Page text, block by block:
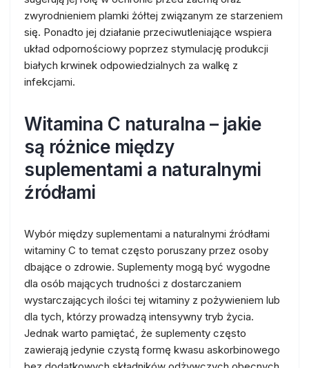
zwyrodnieniem plamki żółtej związanym ze starzeniem
się. Ponadto jej działanie przeciwutleniające wspiera
układ odpornościowy poprzez stymulację produkcji
białych krwinek odpowiedzialnych za walkę z
infekcjami.
Witamina C naturalna – jakie
są różnice między
suplementami a naturalnymi
źródłami
Wybór między suplementami a naturalnymi źródłami
witaminy C to temat często poruszany przez osoby
dbające o zdrowie. Suplementy mogą być wygodne
dla osób mających trudności z dostarczaniem
wystarczających ilości tej witaminy z pożywieniem lub
dla tych, którzy prowadzą intensywny tryb życia.
Jednak warto pamiętać, że suplementy często
zawierają jedynie czystą formę kwasu askorbinowego